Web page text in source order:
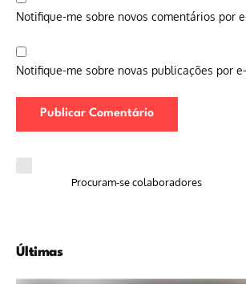
Notifique-me sobre novos comentários por
Notifique-me sobre novas publicações por
Procuram-se colaboradores
Últimas